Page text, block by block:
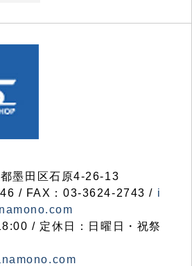
墨田区石原4-26-13
/ FAX：03-3624-2743 / i
/ 定休日：日曜日・祝祭